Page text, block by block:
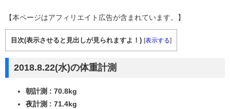
【本ページはアフィリエイト広告が含まれています。】
目次(表示させると見出しが見られますよ！) [表示する]
2018.8.22(水)の体重計測
朝計測 : 70.8kg
夜計測 : 71.4kg